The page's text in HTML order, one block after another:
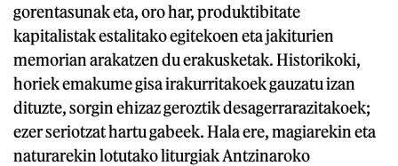
gorentasunak eta, oro har, produktibitate
kapitalistak estalitako egitekoen eta jakiturien
memorian arakatzen du erakusketak. Historikoki,
horiek emakume gisa irakurritakoek gauzatu izan
dituzte, sorgin ehizaz geroztik desagerrarazitakoek;
ezer seriotzat hartu gabeek. Hala ere, magiarekin eta
naturarekin lotutako liturgiak Antzinaroko